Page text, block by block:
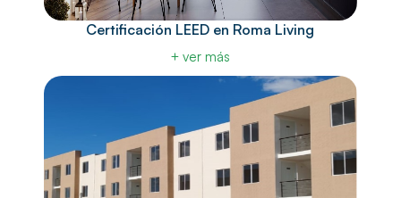
Certificación LEED en Roma Living
+ ver más